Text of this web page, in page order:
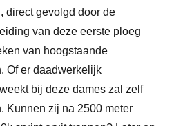
direct gevolgd door de
van deze eerste ploeg
van hoogstaande
Of er daadwerkelijk
bij deze dames zal zelf
Kunnen zij na 2500 meter